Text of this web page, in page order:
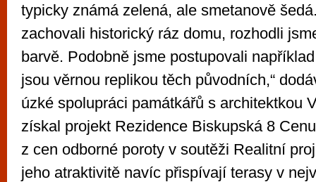
typicky známá zelená, ale smetanově
zachovali historický ráz domu, rozhodli
barvě. Podobně jsme postupovali
jsou věrnou replikou těch původních,“
úzké spolupráci památkářů s architektkou
získal projekt Rezidence Biskupská 8
z cen odborné poroty v soutěži Realitní
jeho atraktivitě navíc přispívají terasy v